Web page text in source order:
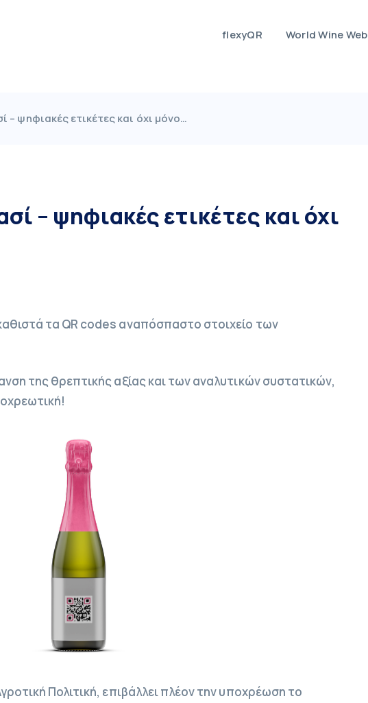
flexyQR World Wine Web
– ψηφιακές ετικέτες και όχι μόνο…
– ψηφιακές ετικέτες και όχι
τα QR codes αναπόσπαστο στοιχείο των
της θρεπτικής αξίας και των αναλυτικών συστατικών,
Πολιτική, επιβάλλει πλέον την υποχρέωση το